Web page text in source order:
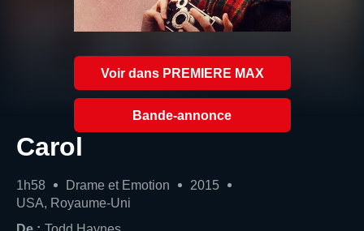
Voir dans PREMIERE MAX
Bande-annonce
Carol
1h58 Drame et Emotion
2015
USA, Royaume-Uni